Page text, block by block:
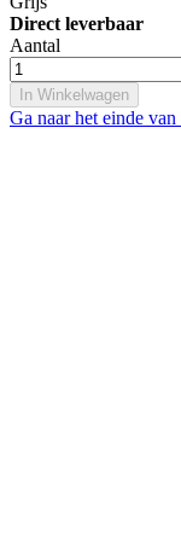
Direct leverbaar
Aantal
In Winkelwagen
Ga naar het einde